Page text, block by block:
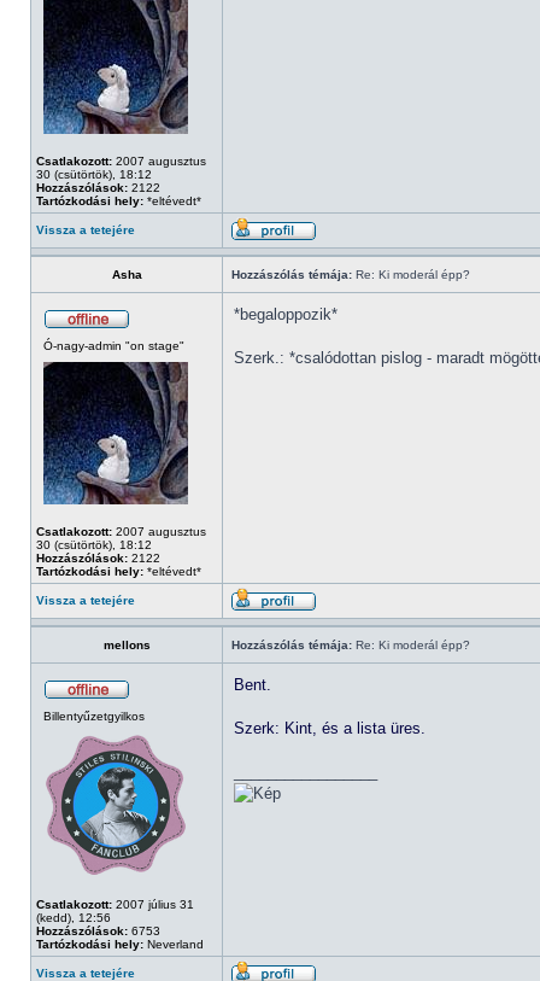
Csatlakozott: 2007 augusztus
30 (csütörtök), 18:12
Hozzászólások: 2122
Tartózkodási hely: *eltévedt*
Vissza a tetejére
Asha Hozzászólás témája: Re: Ki moderál épp?
Ó-nagy-admin "on stage"
Csatlakozott: 2007 augusztus
30 (csütörtök), 18:12
Hozzászólások: 2122
Tartózkodási hely: *eltévedt*
*begaloppozik*
Szerk.: *csalódottan pislog - maradt
Vissza a tetejére
mellons Hozzászólás témája: Re: Ki moderál épp?
Billentyűzetgyilkos
Csatlakozott: 2007 július 31
(kedd), 12:56
Hozzászólások: 6753
Tartózkodási hely: Neverland
Bent.
Szerk: Kint, és a lista üres.
Vissza a tetejére